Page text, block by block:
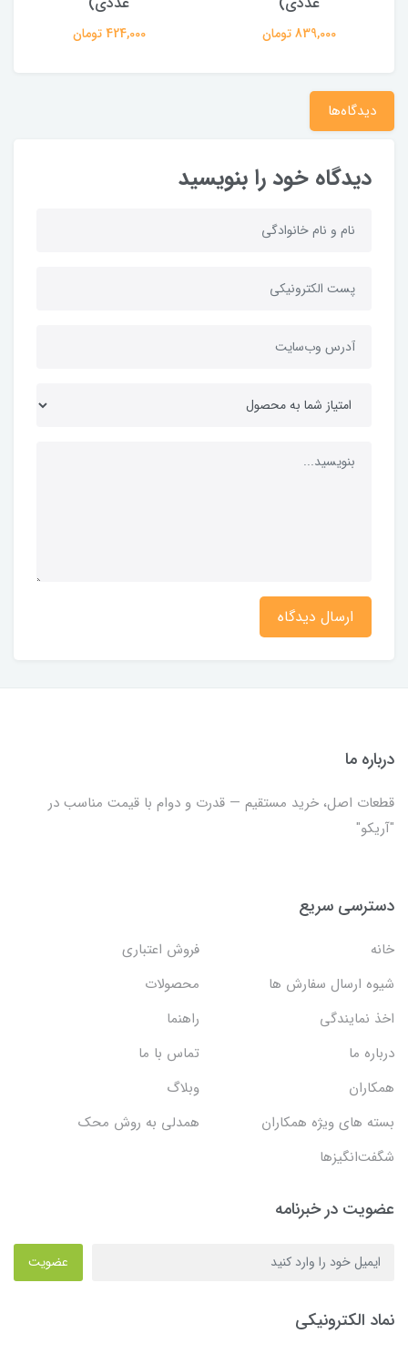
839,000 تومان 424,000 تومان
دیدگاه‌ها
دیدگاه خود را بنویسید
ارسال دیدگاه
درباره ما
قطعات اصل، خرید مستقیم — قدرت و دوام با قیمت مناسب در
"آریکو"
دسترسی سریع
خانه
فروش اعتباری
شیوه ارسال سفارش ها
محصولات
اخذ نمایندگی
راهنما
درباره ما
تماس با ما
همکاران
وبلاگ
بسته های ویژه همکاران
همدلی به روش محک
شگفت‌انگیزها
عضویت در خبرنامه
عضویت
نماد الکترونیکی